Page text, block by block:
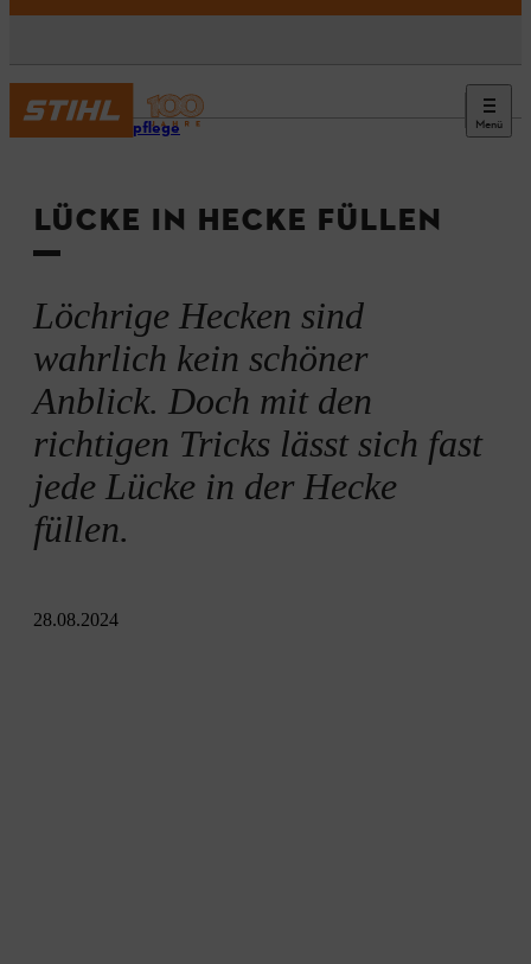
Menü
Heckenpflege
LÜCKE IN HECKE FÜLLEN
Löchrige Hecken sind
wahrlich kein schöner
Anblick. Doch mit den
richtigen Tricks lässt sich fast
jede Lücke in der Hecke
füllen.
28.08.2024